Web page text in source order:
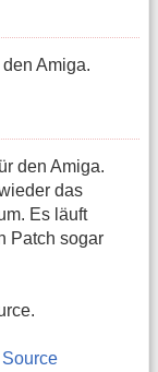
Amiga.
den Amiga.
das
Es läuft
Patch sogar